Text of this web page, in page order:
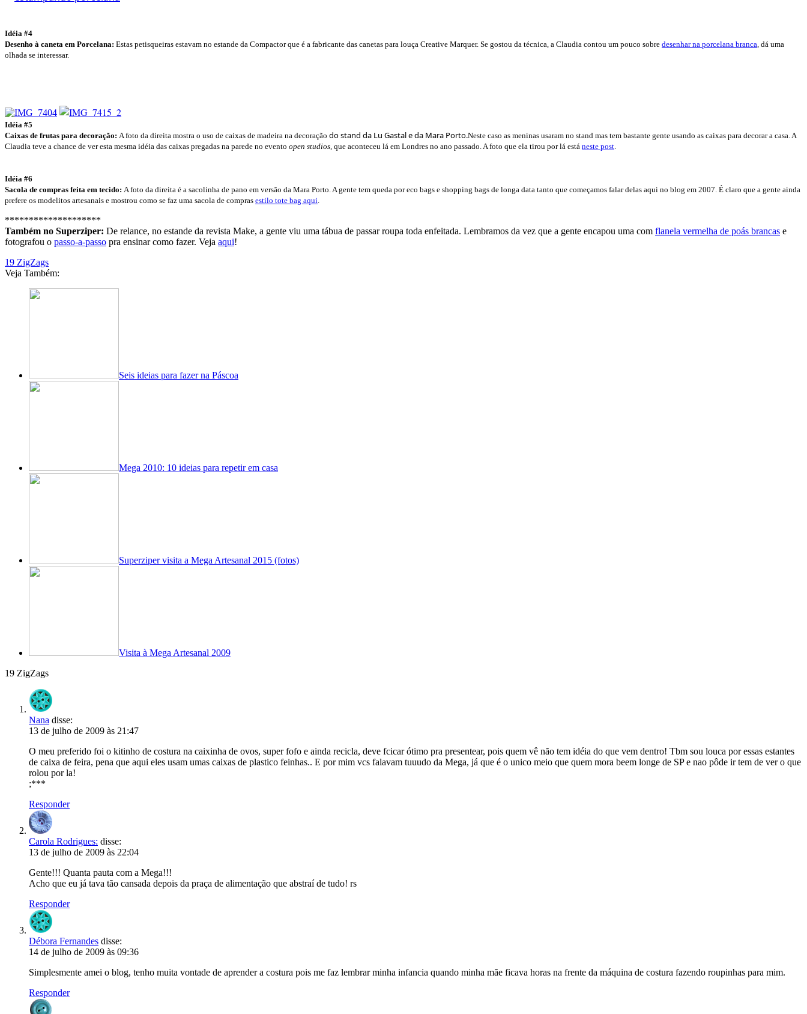
Idéia #4
Desenho à caneta em Porcelana: Estas petisqueiras estavam no estande da Compactor que é a fabricante das canetas para louça Creative Marquer. Se gostou da técnica, a Claudia contou um pouco sobre desenhar na porcelana branca, dá uma
olhada se interessar.
Idéia #5
Caixas de frutas para decoração: A foto da direita mostra o uso de caixas de madeira na decoração do stand da Lu Gastal e da Mara Porto.Neste caso as meninas usaram no stand mas tem bastante gente usando as caixas para decorar a casa. A
Claudia teve a chance de ver esta mesma idéia das caixas pregadas na parede no evento open studios, que aconteceu lá em Londres no ano passado. A foto que ela tirou por lá está neste post.
Idéia #6
Sacola de compras feita em tecido: A foto da direita é a sacolinha de pano em versão da Mara Porto. A gente tem queda por eco bags e shopping bags de longa data tanto que começamos falar delas aqui no blog em 2007. É claro que a gente ainda
prefere os modelitos artesanais e mostrou como se faz uma sacola de compras estilo tote bag aqui.
********************
Também no Superziper: De relance, no estande da revista Make, a gente viu uma tábua de passar roupa toda enfeitada. Lembramos da vez que a gente encapou uma com flanela vermelha de poás brancas e
fotografou o passo-a-passo pra ensinar como fazer. Veja aqui!
19 ZigZags
Veja Também:
Seis ideias para fazer na Páscoa
Mega 2010: 10 ideias para repetir em casa
Superziper visita a Mega Artesanal 2015 (fotos)
Visita à Mega Artesanal 2009
19 ZigZags
Nana disse:
13 de julho de 2009 às 21:47
O meu preferido foi o kitinho de costura na caixinha de ovos, super fofo e ainda recicla, deve fcicar ótimo pra presentear, pois quem vê não tem idéia do que vem dentro! Tbm sou louca por essas estantes
de caixa de feira, pena que aqui eles usam umas caixas de plastico feinhas.. E por mim vcs falavam tuuudo da Mega, já que é o unico meio que quem mora beem longe de SP e nao pôde ir tem de ver o que
rolou por la!
;***
Responder
Carola Rodrigues: disse:
13 de julho de 2009 às 22:04
Gente!!! Quanta pauta com a Mega!!!
Acho que eu já tava tão cansada depois da praça de alimentação que abstraí de tudo! rs
Responder
Débora Fernandes disse:
14 de julho de 2009 às 09:36
Simplesmente amei o blog, tenho muita vontade de aprender a costura pois me faz lembrar minha infancia quando minha mãe ficava horas na frente da máquina de costura fazendo roupinhas para mim.
Responder